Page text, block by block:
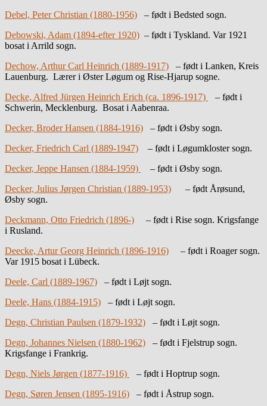
Debel, Peter Christian (1880-1956) – født i Bedsted sogn.
Debowski, Adam (1894-efter 1920) – født i Tyskland. Var 1921
bosat i Arrild sogn.
Dechow, Arthur Carl Heinrich (1889-1917) – født i Lanken, Kreis
Lauenburg. Lærer i Øster Løgum og Rise-Hjarup sogne.
Decke, Alfred Jürgen Heinrich Erich (ca. 1896-1917)
– født i
Schwerin, Mecklenburg. Bosat i Aabenraa.
Decker, Broder Hansen (1884-1916) – født i Øsby sogn.
Decker, Friedrich Carl (1889-1947) – født i Løgumkloster sogn.
Decker, Jeppe Hansen (1884-1959)
– født i Øsby sogn.
Decker, Julius Jørgen Christian (1889-1953) – født Årøsund,
Øsby sogn.
Deckmann, Otto Friedrich (1896-) – født i Rise sogn. Krigsfange
i Rusland.
Deecke, Artur Georg Heinrich (1896-1916) – født i Roager sogn.
Var 1915 bosat i Lübeck.
Deele, Carl (1889-1967) – født i Løjt sogn.
Deele, Hans (1884-1915) – født i Løjt sogn.
Degn, Christian Paulsen (1879-1932) – født i Løjt sogn.
Degn, Johannes Nielsen (1880-1962) – født i Fjelstrup sogn.
Krigsfange i Frankrig.
Degn, Niels Jørgen (1877-1916)
– født i Hoptrup sogn.
Degn, Søren Jensen (1895-1916) – født i Åstrup sogn.